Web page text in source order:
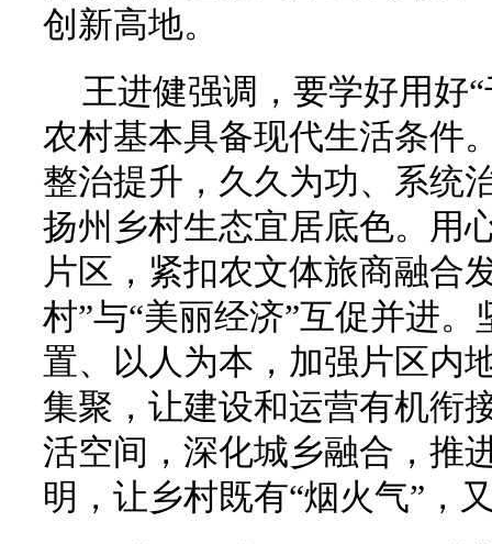
创新高地。
王进健强调，要学好用好
农村基本具备现代生活条件
整治提升，久久为功、系统
扬州乡村生态宜居底色。用
片区，紧扣农文体旅商融合
村”与“美丽经济”互促并进
置、以人为本，加强片区内
集聚，让建设和运营有机衔
活空间，深化城乡融合，推
明，让乡村既有“烟火气”，